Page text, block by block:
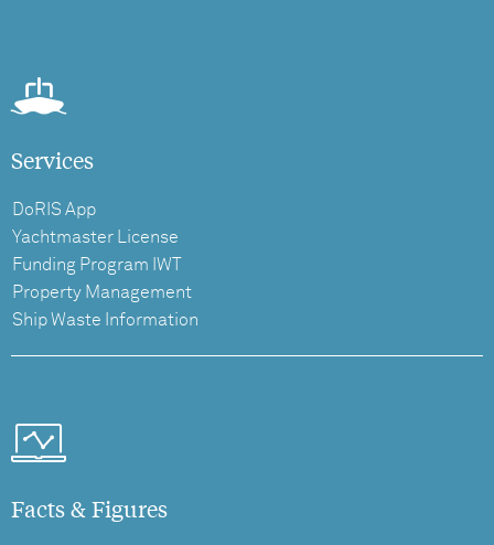
Services
DoRIS App
Yachtmaster License
Funding Program IWT
Property Management
Ship Waste Information
Facts & Figures